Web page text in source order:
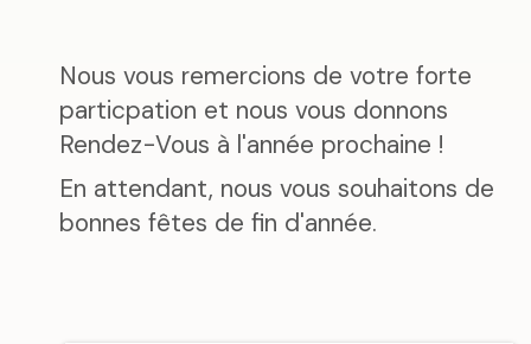
Nous vous remercions de votre forte
particpation et nous vous donnons
Rendez-Vous à l'année prochaine !
En attendant, nous vous souhaitons de
bonnes fêtes de fin d'année.